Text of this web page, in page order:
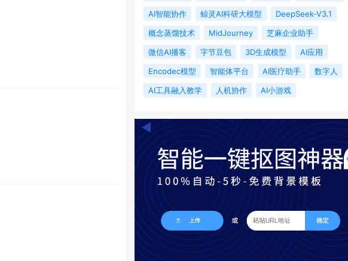
AI智能协作
鲸灵AI科研大模型
DeepSeek-V3.1
概念蒸馏技术
MidJourney
芝麻企业助手
微信AI播客
字节豆包 3D生成模型
AI应用
Encodec模型
智能体平台 AI医疗助手
数字人
AI工具融入教学
人机协作 AI小游戏